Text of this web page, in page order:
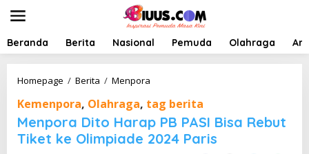
t
Beranda Berita Nasional Pemuda Olahraga
Homepage / Berita / Menpora
n
p
o
r
Kemenpora, Olahraga, tag berita
Menpora Dito Harap PB PASI Bisa Rebut
Tiket ke Olimpiade 2024 Paris